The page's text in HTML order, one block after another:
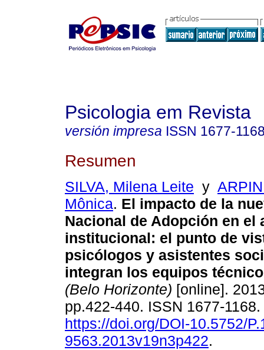
Psicologia em Revista
versión impresa ISSN 1677-
Resumen
SILVA, Milena Leite y
Mônica. El impacto de la
Nacional de Adopción en el
institucional: el punto de
psicólogos y asistentes
integran los equipos
(Belo Horizonte) [online].
pp.422-440. ISSN 1677-1168.
https://doi.org/DOI-10.5752/
9563.2013v19n3p422.